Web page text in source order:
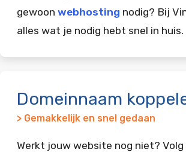
gewoon webhosting nodig? Bij
alles wat je nodig hebt snel in huis.
Domeinnaam
> Gemakkelijk en snel gedaan
Werkt jouw website nog niet? Volg